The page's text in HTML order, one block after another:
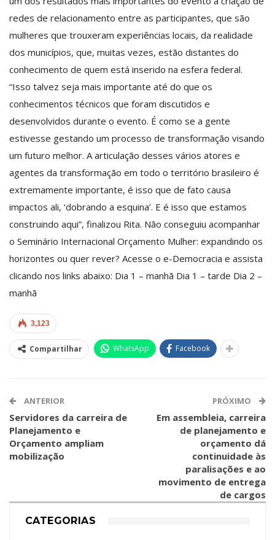
redes de relacionamento entre as participantes, que são
mulheres que trouxeram experiências locais, da realidade
dos municípios, que, muitas vezes, estão distantes do
conhecimento de quem está inserido na esfera federal.
“Isso talvez seja mais importante até do que os
conhecimentos técnicos que foram discutidos e
desenvolvidos durante o evento. É como se a gente
estivesse gestando um processo de transformação visando
um futuro melhor. A articulação desses vários atores e
agentes da transformação em todo o território brasileiro é
extremamente importante, é isso que de fato causa
impactos ali, ‘dobrando a esquina’. E é isso que estamos
construindo aqui”, finalizou Rita. Não conseguiu acompanhar
o Seminário Internacional Orçamento Mulher: expandindo os
horizontes ou quer rever? Acesse o e-Democracia e assista
clicando nos links abaixo: Dia 1 – manhã Dia 1 – tarde Dia 2 –
manhã
3,123
Compartilhar WhatsApp Facebook
ANTERIOR
Servidores da carreira de
Planejamento e
Orçamento ampliam
mobilização
PRÓXIMO
Em assembleia, carreira
de planejamento e
orçamento dá
continuidade às
paralisações e ao
movimento de entrega
de cargos
CATEGORIAS